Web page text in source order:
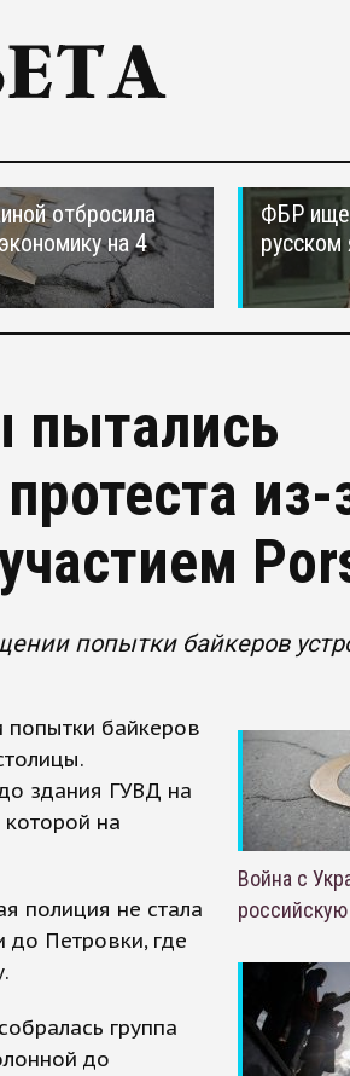
отбросила
на 4
ФБР
русском
пытались
из-
попытки байкеров
попытки байкеров
здания ГУВД на
на
полиция не стала
до Петровки, где
группа
до
Война с